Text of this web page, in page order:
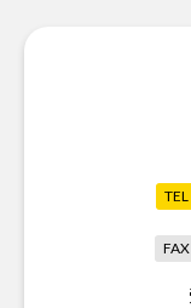
TEL
FAX